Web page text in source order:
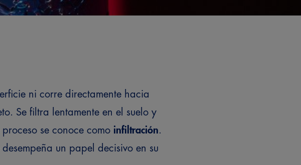
ni corre directamente hacia
Se filtra lentamente en el suelo y
se conoce como infiltración.
un papel decisivo en su